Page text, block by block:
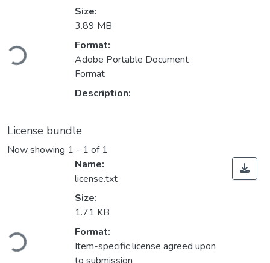
Size:
3.89 MB
Format:
Adobe Portable Document
Format
Description:
License bundle
Now showing 1 - 1 of 1
Name:
license.txt
Size:
1.71 KB
Format:
Item-specific license agreed upon